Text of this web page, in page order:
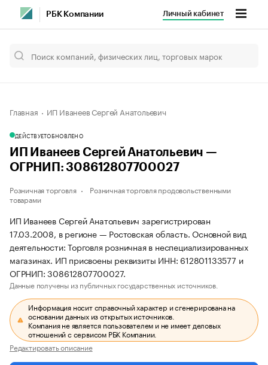
РБК Компании Личный кабинет
Главная ИП Иванеев Сергей Анатольевич
ДЕЙСТВУЕТОБНОВЛЕНО
ИП Иванеев Сергей Анатольевич —
ОГРНИП: 308612807700027
Розничная торговля
Розничная торговля продовольственными
товарами
ИП Иванеев Сергей Анатольевич зарегистрирован
17.03.2008, в регионе — Ростовская область. Основной вид
деятельности: Торговля розничная в неспециализированных
магазинах. ИП присвоены реквизиты ИНН: 612801133577 и
ОГРНИП: 308612807700027.
Данные получены из публичных государственных источников.
Информация носит справочный характер и сгенерирована на
основании данных из открытых источников.
Компания не является пользователем и не имеет деловых
отношений с сервисом РБК Компании.
Редактировать описание